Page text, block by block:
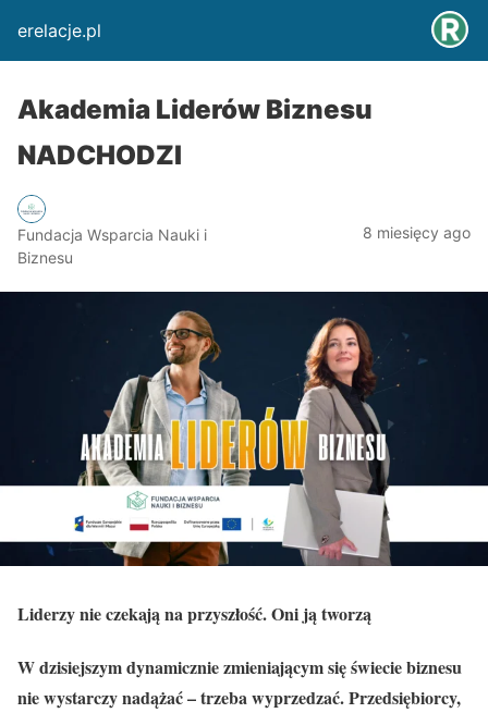
erelacje.pl
Akademia Liderów Biznesu
NADCHODZI
Fundacja Wsparcia Nauki i
Biznesu
8 miesięcy ago
Liderzy nie czekają na przyszłość. Oni ją tworzą
W dzisiejszym dynamicznie zmieniającym się świecie biznesu
nie wystarczy nadążać – trzeba wyprzedzać. Przedsiębiorcy,